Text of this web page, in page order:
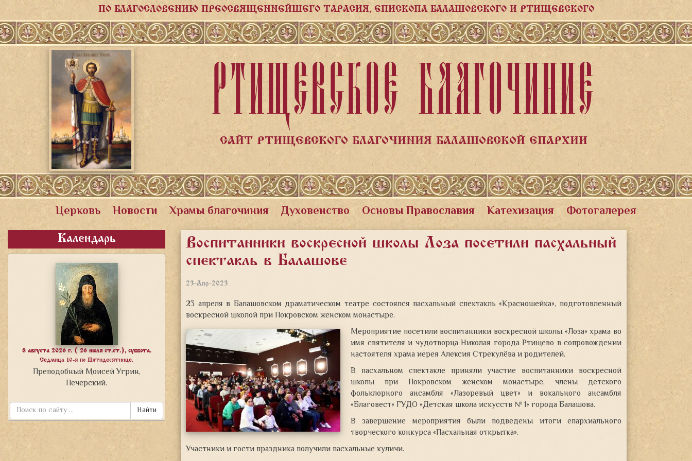
ПО БЛАГОСЛОВЕНИЮ ПРЕОСВЯЩЕННЕЙШЕГО ТАРАСИЯ, ЕПИСКОПА БАЛАШОВСКОГО И РТИЩЕВСКОГО
РТИЩЕВСКОЕ БЛАГОЧИНИЕ
САЙТ РТИЩЕВСКОГО БЛАГОЧИНИЯ БАЛАШОВСКОЙ ЕПАРХИИ
Церковь Новости Храмы благочиния Духовенство Основы Православия Катехизация Фотогалерея
Календарь
8 августа 2026 г. ( 26 июля ст.ст.), суббота.
Седмица 10-я по Пятидесятнице.
Преподобный Моисей Угрин,
Печерский.
Найти
Воспитанники воскресной школы «Лоза» посетили пасхальный
спектакль в Балашове
23-Апр-2023
23 апреля в Балашовском драматическом театре состоялся пасхальный спектакль «Красношейка», подготовленный
воскресной школой при Покровском женском монастыре.
Мероприятие посетили воспитанники воскресной школы «Лоза» храма во
имя святителя и чудотворца Николая города Ртищево в сопровождении
настоятеля храма иерея Алексия Стрекулёва и родителей.
В пасхальном спектакле приняли участие воспитанники воскресной
школы при Покровском женском монастыре, члены детского
фольклорного ансамбля «Лазоревый цвет» и вокального ансамбля
«Благовест» ГУДО «Детская школа искусств № 1» города Балашова.
В завершение мероприятия были подведены итоги епархиального
творческого конкурса «Пасхальная открытка».
Участники и гости праздника получили пасхальные куличи.